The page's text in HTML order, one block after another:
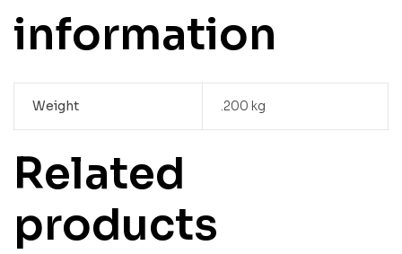
information
Weight .200 kg
Related
products